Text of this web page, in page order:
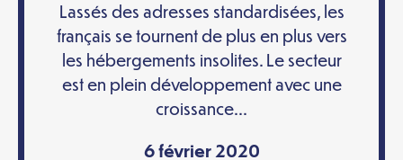
Lassés des adresses standardisées, les
français se tournent de plus en plus vers
les hébergements insolites. Le secteur
est en plein développement avec une
croissance...
6 février 2020